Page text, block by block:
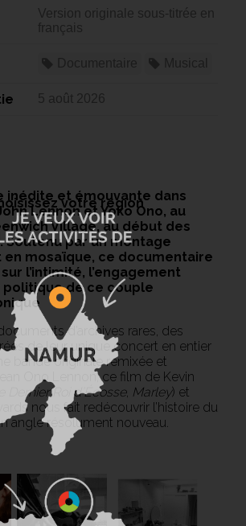
Version originale sous-titrée en
français
5 août 2026
inédite et émouvante dans
Lennon et Yoko Ono, au
Village, au début des
Soutenu par un montage
en mosaïque, ce documentaire
l’intimité, l’engagement
de ce couple
d’archives rares, des
de leur unique concert en entier
bande originale remixée et
Ono Lennon, ce film de Kevin
Dernier Roi d’Écosse, Marley) et
nous fait redécouvrir l’histoire du
angle résolument nouveau.
votre région